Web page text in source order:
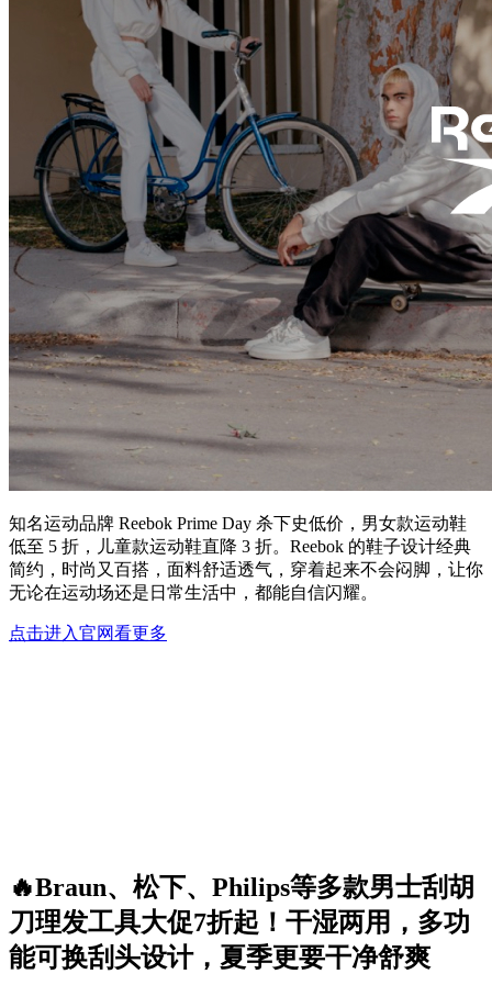
知名运动品牌 Reebok Prime Day 杀下史低价，男女款运动鞋
低至 5 折，儿童款运动鞋直降 3 折。Reebok 的鞋子设计经典
简约，时尚又百搭，面料舒适透气，穿着起来不会闷脚，让你
无论在运动场还是日常生活中，都能自信闪耀。
点击进入官网看更多
🔥Braun、松下、Philips等多款男士刮胡
刀理发工具大促7折起！干湿两用，多功
能可换刮头设计，夏季更要干净舒爽